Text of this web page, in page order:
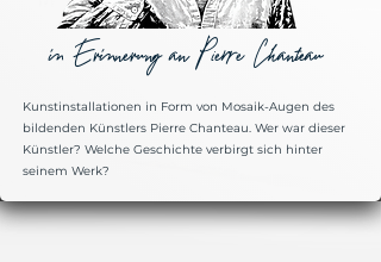
in Erinnerung an Pierre Chanteau
Kunstinstallationen in Form von Mosaik-Augen des
bildenden Künstlers Pierre Chanteau. Wer war dieser
Künstler? Welche Geschichte verbirgt sich hinter
seinem Werk?